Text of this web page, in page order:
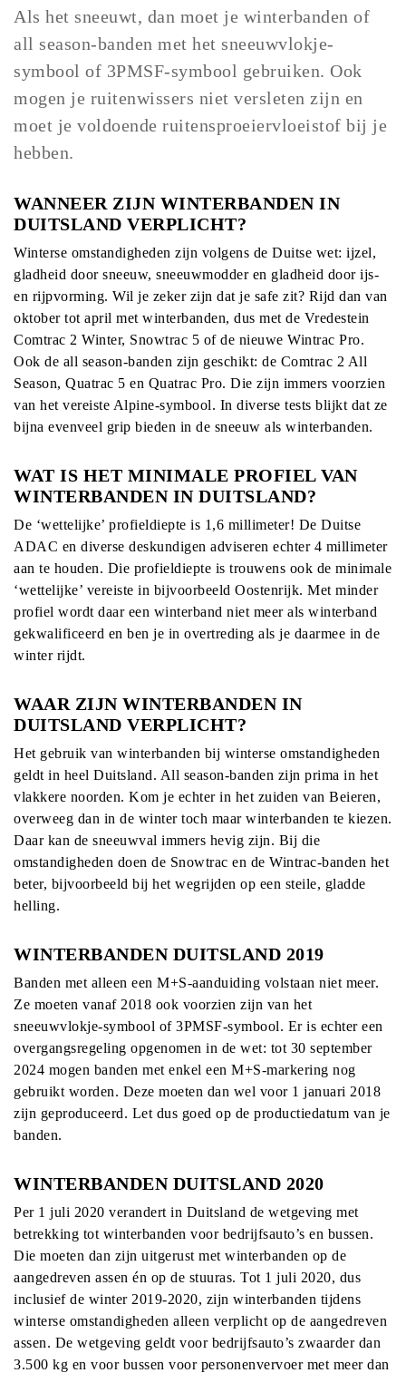
Als het sneeuwt, dan moet je winterbanden of
all season-banden met het sneeuwvlokje-
symbool of 3PMSF-symbool gebruiken. Ook
mogen je ruitenwissers niet versleten zijn en
moet je voldoende ruitensproeiervloeistof bij je
hebben.
WANNEER ZIJN WINTERBANDEN IN
DUITSLAND VERPLICHT?
Winterse omstandigheden zijn volgens de Duitse wet: ijzel,
gladheid door sneeuw, sneeuwmodder en gladheid door ijs-
en rijpvorming. Wil je zeker zijn dat je safe zit? Rijd dan van
oktober tot april met winterbanden, dus met de Vredestein
Comtrac 2 Winter, Snowtrac 5 of de nieuwe Wintrac Pro.
Ook de all season-banden zijn geschikt: de Comtrac 2 All
Season, Quatrac 5 en Quatrac Pro. Die zijn immers voorzien
van het vereiste Alpine-symbool. In diverse tests blijkt dat ze
bijna evenveel grip bieden in de sneeuw als winterbanden.
WAT IS HET MINIMALE PROFIEL VAN
WINTERBANDEN IN DUITSLAND?
De ‘wettelijke’ profieldiepte is 1,6 millimeter! De Duitse
ADAC en diverse deskundigen adviseren echter 4 millimeter
aan te houden. Die profieldiepte is trouwens ook de minimale
‘wettelijke’ vereiste in bijvoorbeeld Oostenrijk. Met minder
profiel wordt daar een winterband niet meer als winterband
gekwalificeerd en ben je in overtreding als je daarmee in de
winter rijdt.
WAAR ZIJN WINTERBANDEN IN
DUITSLAND VERPLICHT?
Het gebruik van winterbanden bij winterse omstandigheden
geldt in heel Duitsland. All season-banden zijn prima in het
vlakkere noorden. Kom je echter in het zuiden van Beieren,
overweeg dan in de winter toch maar winterbanden te kiezen.
Daar kan de sneeuwval immers hevig zijn. Bij die
omstandigheden doen de Snowtrac en de Wintrac-banden het
beter, bijvoorbeeld bij het wegrijden op een steile, gladde
helling.
WINTERBANDEN DUITSLAND 2019
Banden met alleen een M+S-aanduiding volstaan niet meer.
Ze moeten vanaf 2018 ook voorzien zijn van het
sneeuwvlokje-symbool of 3PMSF-symbool. Er is echter een
overgangsregeling opgenomen in de wet: tot 30 september
2024 mogen banden met enkel een M+S-markering nog
gebruikt worden. Deze moeten dan wel voor 1 januari 2018
zijn geproduceerd. Let dus goed op de productiedatum van je
banden.
WINTERBANDEN DUITSLAND 2020
Per 1 juli 2020 verandert in Duitsland de wetgeving met
betrekking tot winterbanden voor bedrijfsauto’s en bussen.
Die moeten dan zijn uitgerust met winterbanden op de
aangedreven assen én op de stuuras. Tot 1 juli 2020, dus
inclusief de winter 2019-2020, zijn winterbanden tijdens
winterse omstandigheden alleen verplicht op de aangedreven
assen. De wetgeving geldt voor bedrijfsauto’s zwaarder dan
3.500 kg en voor bussen voor personenvervoer met meer dan